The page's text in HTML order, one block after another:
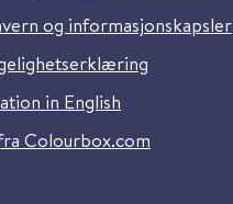
og informasjonskapsler
in English
Colourbox.com